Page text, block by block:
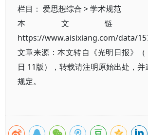
栏目： 爱思想综合 >学术规范
本文链
https://www.aisixiang.com/data/
文章来源：本文转自《光明日报》
日 11版），转载请注明原始出处，
规定。